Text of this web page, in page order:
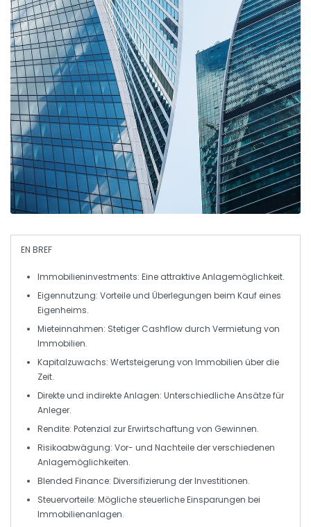
EN BREF
Immobilieninvestments: Eine attraktive Anlagemöglichkeit.
Eigennutzung: Vorteile und Überlegungen beim Kauf eines
Eigenheims.
Mieteinnahmen: Stetiger Cashflow durch Vermietung von
Immobilien.
Kapitalzuwachs: Wertsteigerung von Immobilien über die
Zeit.
Direkte und indirekte Anlagen: Unterschiedliche Ansätze für
Anleger.
Rendite: Potenzial zur Erwirtschaftung von Gewinnen.
Risikoabwägung: Vor- und Nachteile der verschiedenen
Anlagemöglichkeiten.
Blended Finance: Diversifizierung der Investitionen.
Steuervorteile: Mögliche steuerliche Einsparungen bei
Immobilienanlagen.